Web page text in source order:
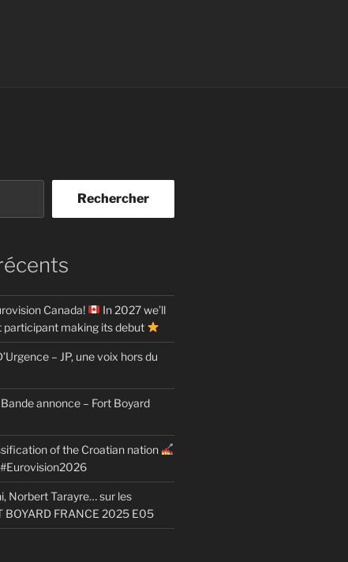
Rechercher
Canada!
In 2027 we’ll
participant making its debut
– JP, une voix hors du
annonce – Fort Boyard
of the Croatian nation
#Eurovision2026
Norbert Tarayre… sur les
BOYARD FRANCE 2025 E05